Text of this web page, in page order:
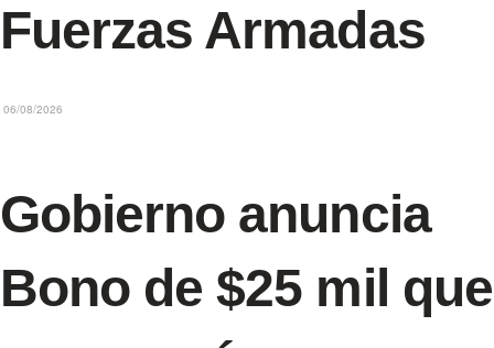
Fuerzas Armadas
06/08/2026
Gobierno anuncia
Bono de $25 mil que